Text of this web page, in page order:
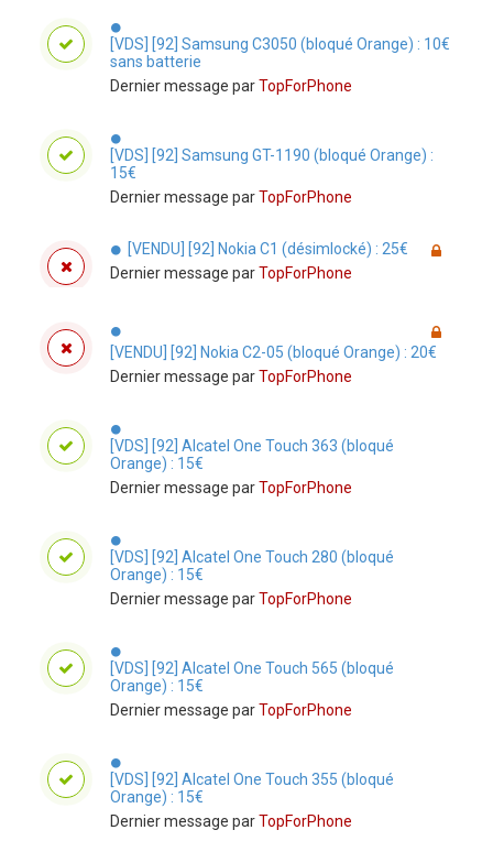
[VDS] [92] Samsung C3050 (bloqué Orange) : 10€
sans batterie
Dernier message parTopForPhone
[VDS] [92] Samsung GT-1190 (bloqué Orange) :
15€
Dernier message parTopForPhone
[VENDU] [92] Nokia C1 (désimlocké) : 25€
Dernier message parTopForPhone
[VENDU] [92] Nokia C2-05 (bloqué Orange) : 20€
Dernier message parTopForPhone
[VDS] [92] Alcatel One Touch 363 (bloqué
Orange) : 15€
Dernier message parTopForPhone
[VDS] [92] Alcatel One Touch 280 (bloqué
Orange) : 15€
Dernier message parTopForPhone
[VDS] [92] Alcatel One Touch 565 (bloqué
Orange) : 15€
Dernier message parTopForPhone
[VDS] [92] Alcatel One Touch 355 (bloqué
Orange) : 15€
Dernier message parTopForPhone